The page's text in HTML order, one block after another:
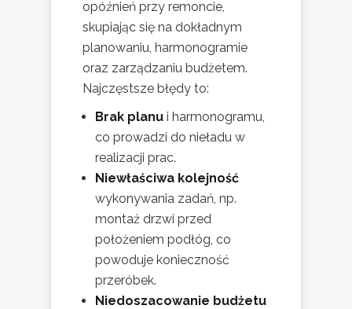
opóźnień przy remoncie,
skupiając się na dokładnym
planowaniu, harmonogramie
oraz zarządzaniu budżetem.
Najczęstsze błędy to:
Brak planu i harmonogramu,
co prowadzi do nieładu w
realizacji prac.
Niewłaściwa kolejność
wykonywania zadań, np.
montaż drzwi przed
położeniem podłóg, co
powoduje konieczność
przeróbek.
Niedoszacowanie budżetu